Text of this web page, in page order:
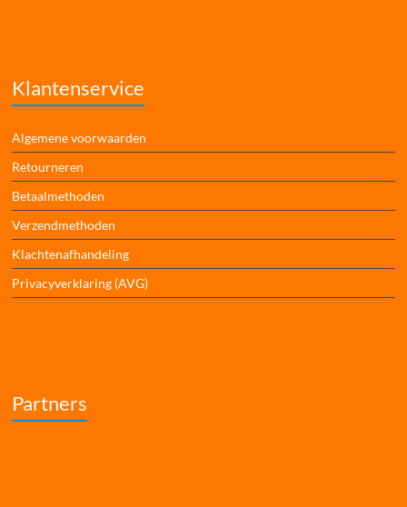
Klantenservice
Algemene voorwaarden
Retourneren
Betaalmethoden
Verzendmethoden
Klachtenafhandeling
Privacyverklaring (AVG)
Partners